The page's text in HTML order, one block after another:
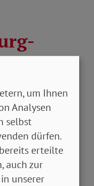
um Ihnen
Analysen
selbst
dürfen.
erteilte
auch zur
unserer